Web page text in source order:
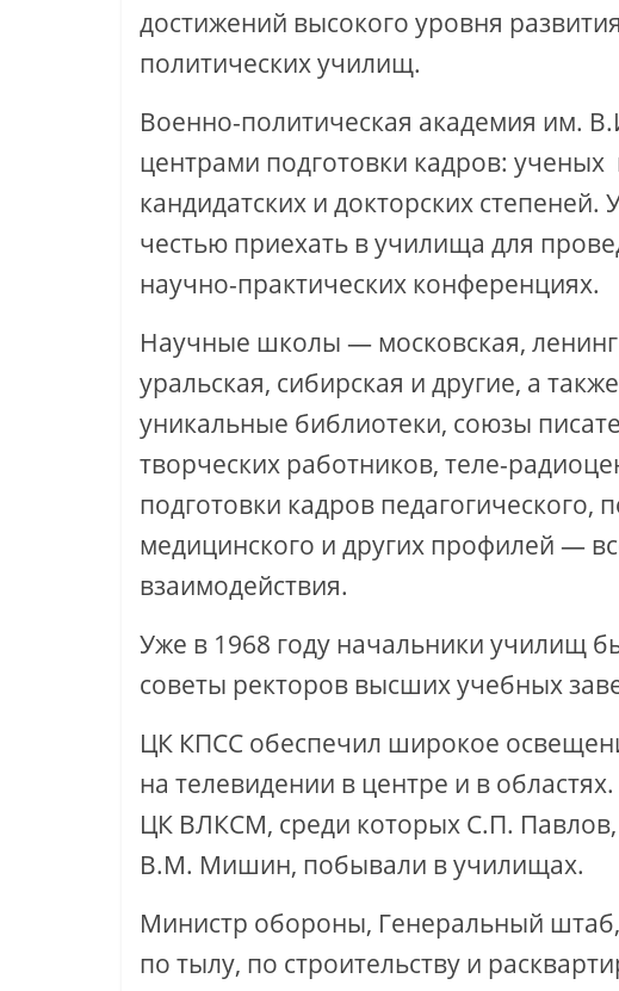
достижений высокого уровня
политических училищ.
Военно-­политическая академия им.
центрами подготовки кадров: ученых
кандидатских и докторских
честью приехать в училища для
научно-практических конференциях.
Научные школы — московская,
уральская, сибирская и другие, а
уникальные библиотеки, союзы
творческих работников, теле-
подготовки кадров педагогического,
медицинского и других профилей —
взаимодействия.
Уже в 1968 году начальники училищ
советы ректоров высших учебных
ЦК КПСС обеспечил широкое
на телевидении в центре и в
ЦК ВЛКСМ, среди которых С.П.
В.М. Мишин, побывали в училищах.
Министр обороны, Генеральный
по тылу, по строительству и